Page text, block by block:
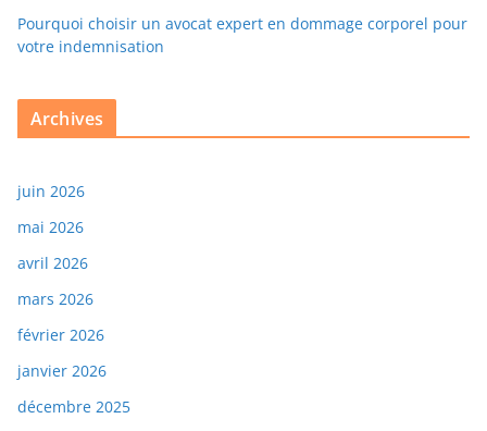
Pourquoi choisir un avocat expert en dommage corporel pour
votre indemnisation
Archives
juin 2026
mai 2026
avril 2026
mars 2026
février 2026
janvier 2026
décembre 2025